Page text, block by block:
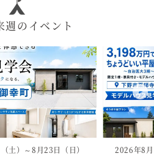
週のイベント
土）～8月23日（日） 2026年8